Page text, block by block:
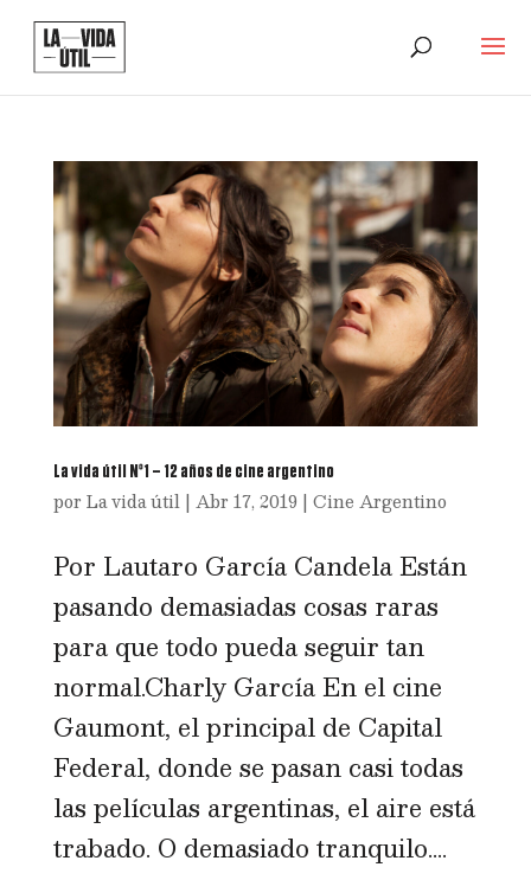
La vida útil Nº1 – 12 años de cine argentino
por La vida útil| Abr 17, 2019 | Cine Argentino
Por Lautaro García Candela Están
pasando demasiadas cosas raras
para que todo pueda seguir tan
normal.Charly García En el cine
Gaumont, el principal de Capital
Federal, donde se pasan casi todas
las películas argentinas, el aire está
trabado. O demasiado tranquilo....